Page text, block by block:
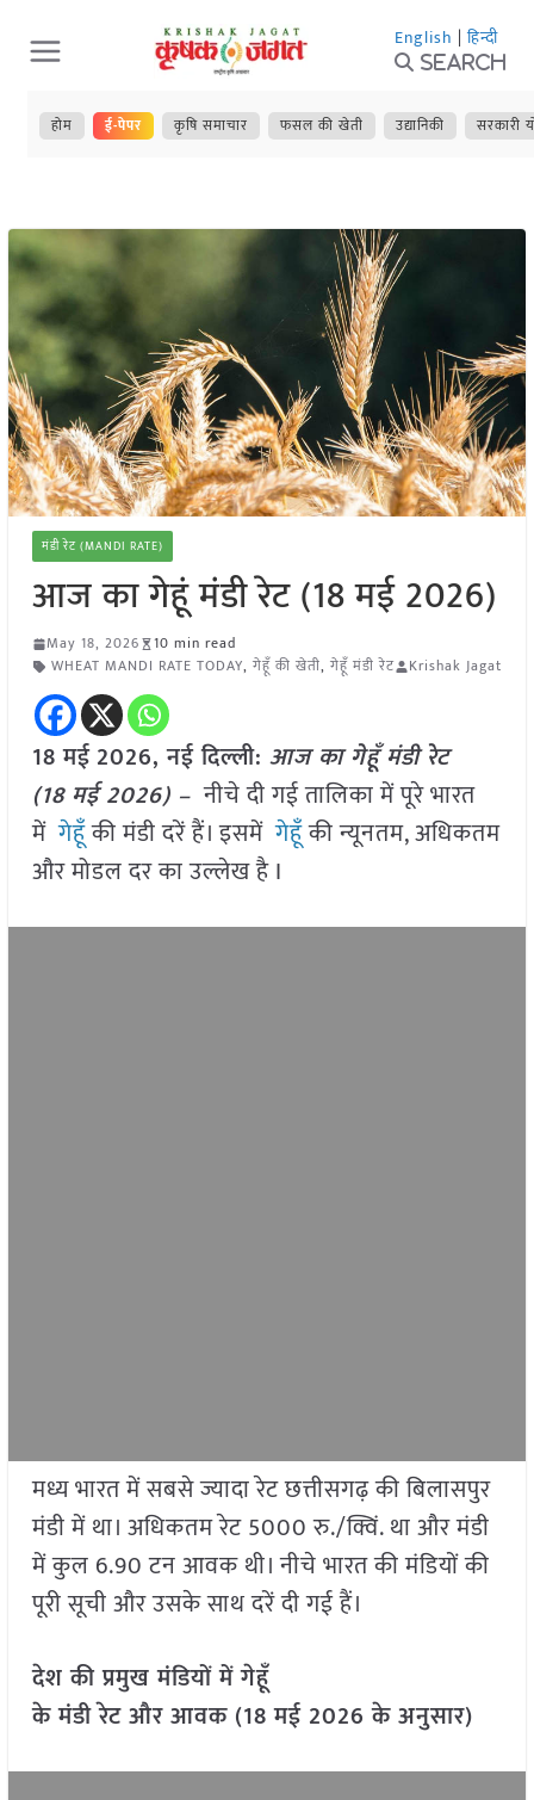
Skip
to
content
English | हिन्दी
Search
होम ई-पेपर कृषि समाचार फसल की खेती उद्यानिकी सरकारी
मंडी रेट (MANDI RATE)
आज का गेहूं मंडी रेट (18 मई 2026)
May 18, 2026
10 min read
WHEAT MANDI RATE TODAY, गेहूँ की खेती, गेहूँ मंडी रेट Krishak Jagat
18 मई2026, नई दिल्ली: आज का गेहूँ मंडी रेट
(18 मई2026) – नीचे दी गई तालिका में पूरे भारत
में गेहूँकी मंडी दरें हैं। इसमें गेहूँकी न्यूनतम, अधिकतम
और मोडल दर का उल्लेख है I
मध्य भारत में सबसे ज्यादा रेट छत्तीसगढ़ की बिलासपुर
मंडी में था। अधिकतम रेट 5000 रु./क्विं. था और मंडी
में कुल 6.90 टन आवक थी। नीचे भारत की मंडियों की
पूरी सूची और उसके साथ दरें दी गई हैं।
देश की प्रमुख मंडियों में गेहूँ
के मंडी रेट और आवक (18 मई 2026 के अनुसार)